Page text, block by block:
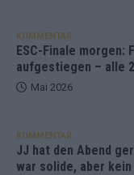
KOMMENTAR
ESC-Finale morgen:
aufgestiegen – alle
Mai 2026
KOMMENTAR
JJ hat den Abend
war solide, aber